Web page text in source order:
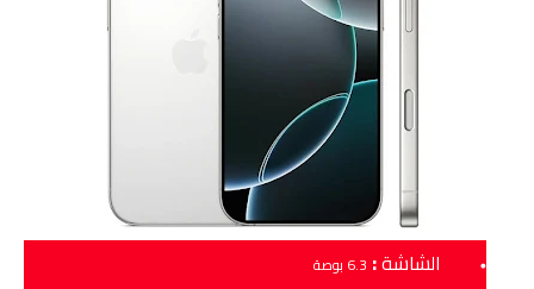
الشاشة: 6.3 بوصة